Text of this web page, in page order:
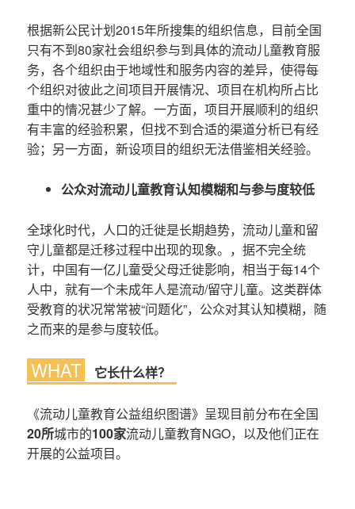
根据新公民计划2015年所搜集的组织信息，目前全国
只有不到80家社会组织参与到具体的流动儿童教育服
务，各个组织由于地域性和服务内容的差异，使得每
个组织对彼此之间项目开展情况、项目在机构所占比
重中的情况甚少了解。一方面，项目开展顺利的组织
有丰富的经验积累，但找不到合适的渠道分析已有经
验；另一方面，新设项目的组织无法借鉴相关经验。
公众对流动儿童教育认知模糊和与参与度较低
全球化时代，人口的迁徙是长期趋势，流动儿童和留
守儿童都是迁移过程中出现的现象。，据不完全统
计，中国有一亿儿童受父母迁徙影响，相当于每14个
人中，就有一个未成年人是流动/留守儿童。这类群体
受教育的状况常常被“问题化”，公众对其认知模糊，随
之而来的是参与度较低。
WHAT 它长什么样？
《流动儿童教育公益组织图谱》呈现目前分布在全国
20所城市的100家流动儿童教育NGO，以及他们正在
开展的公益项目。